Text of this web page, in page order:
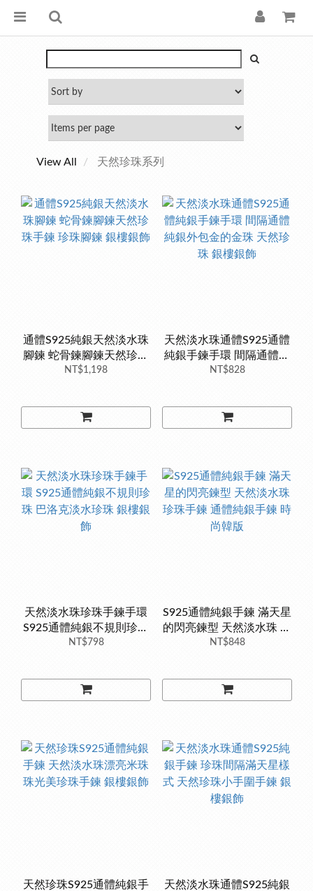
View All 天然珍珠系列
通體S925純銀天然淡水珠
腳鍊 蛇骨鍊腳鍊天然珍珠
手鍊 珍珠腳鍊 銀樓銀飾
NT$1,198
天然淡水珠通體S925通體
純銀手鍊手環 間隔通體純
銀外包金的金珠 天然珍珠
NT$828
天然淡水珠珍珠手鍊手環
S925通體純銀不規則珍珠
巴洛克淡水珍珠 銀樓銀飾
NT$798
S925通體純銀手鍊 滿天星
的閃亮鍊型 天然淡水珠 珍
珠手鍊 通體純銀手鍊 時尚
NT$848
天然珍珠S925通體純銀手
天然淡水珠通體S925純銀